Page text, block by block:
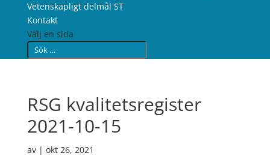
Vetenskapligt delmål ST
Kontakt
Välj en sida
RSG kvalitetsregister
2021-10-15
av | okt 26, 2021